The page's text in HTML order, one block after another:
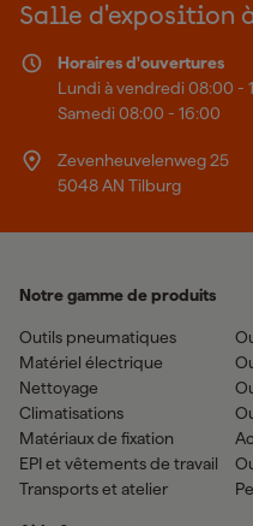
Salle d'exposition
Horaires d'ouvertures
Lundi à vendredi 08:00 -
Samedi 08:00 - 16:00
Zevenheuvelenweg 25
5048 AN Tilburg
Notre gamme de produits
Outils pneumatiques
Matériel électrique
Nettoyage
Climatisations
Matériaux de fixation
EPI et vêtements de travail
Transports et atelier